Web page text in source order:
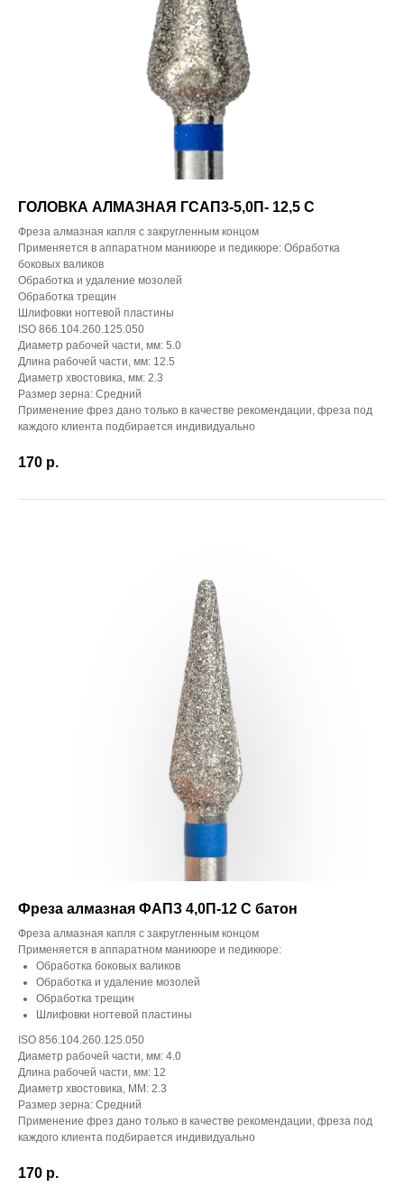
ГОЛОВКА АЛМАЗНАЯ ГСАП3-5,0П- 12,5 С
Фреза алмазная капля с закругленным концом
Применяется в аппаратном маникюре и педикюре: Обработка
боковых валиков
Обработка и удаление мозолей
Обработка трещин
Шлифовки ногтевой пластины
ISO 866.104.260.125.050
Диаметр рабочей части, мм: 5.0
Длина рабочей части, мм: 12.5
Диаметр хвостовика, мм: 2.3
Размер зерна: Средний
Применение фрез дано только в качестве рекомендации, фреза под
каждого клиента подбирается индивидуально
170 р.
Фреза алмазная ФАПЗ 4,0П-12 С батон
Фреза алмазная капля с закругленным концом
Применяется в аппаратном маникюре и педикюре:
Обработка боковых валиков
Обработка и удаление мозолей
Обработка трещин
Шлифовки ногтевой пластины
ISO 856.104.260.125.050
Диаметр рабочей части, мм: 4.0
Длина рабочей части, мм: 12
Диаметр хвостовика, ММ: 2.3
Размер зерна: Средний
Применение фрез дано только в качестве рекомендации, фреза под
каждого клиента подбирается индивидуально
170 р.